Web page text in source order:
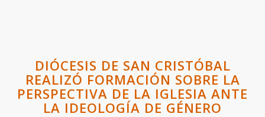
DIÓCESIS DE SAN CRISTÓBAL
REALIZÓ FORMACIÓN SOBRE LA
PERSPECTIVA DE LA IGLESIA ANTE
LA IDEOLOGÍA DE GÉNERO